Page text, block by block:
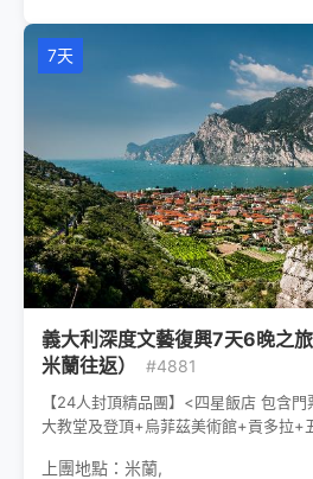
7天
義大利深度文藝復興7天6晚之
米蘭往返）
#4881
【24人封頂精品團】<四星飯店 包含
大教堂及登頂+烏菲茲美術館+貢多拉+
上團地點： 米蘭,